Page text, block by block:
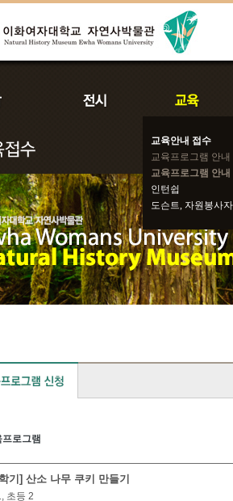
교육안내 접수
교육프로그램 안내
교육프로그램 안내
인턴쉽
도슨트, 자원봉사자
프로그램
기] 산소 나무 쿠키 만들기
초등 2